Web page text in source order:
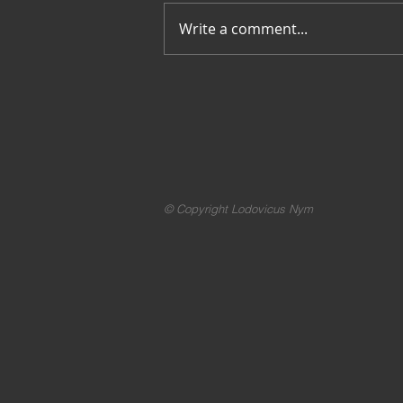
Merci pour tout
Write a comment...
© Copyright Lodovicus Nym